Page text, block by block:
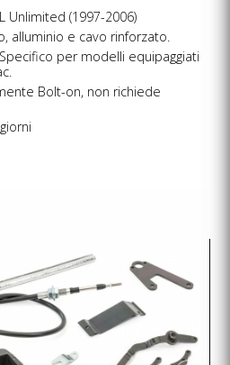
Unlimited (1997-2006)
alluminio e cavo rinforzato.
per modelli equipaggiati
Bolt-on, non richiede